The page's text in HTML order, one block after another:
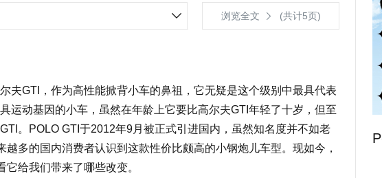
浏览全文 (共计5页)
GTI，作为高性能掀背小车的鼻祖，它无疑是这个级别中最具代表
运动基因的小车，虽然在年龄上它要比高尔夫GTI年轻了十岁，但至
。POLO GTI于2012年9月被正式引进国内，虽然知名度并不如老
多的国内消费者认识到这款性价比颇高的小钢炮儿车型。现如今，
给我们带来了哪些改变。